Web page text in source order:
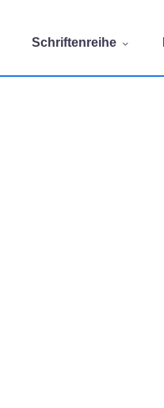
Schriftenreihe